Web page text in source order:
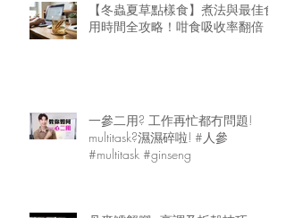
【冬蟲夏草點樣食】煮法與最佳食
用時間全攻略！咁食吸收率翻倍
一參二用? 工作再忙都冇問題!
multitask?濕濕碎啦! #人參
#multitask #ginseng